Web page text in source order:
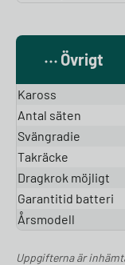
Övrigt
Kaross
Antal säten
Svängradie
Takräcke
Dragkrok möjligt
Garantitid batteri
Årsmodell
Uppgifterna är